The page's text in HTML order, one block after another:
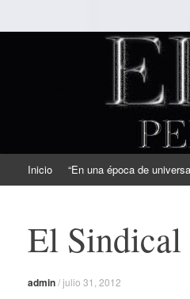
EL
Periodismo Inteligente
al
Inicio “En una época de
El
admin/julio 31, 2012